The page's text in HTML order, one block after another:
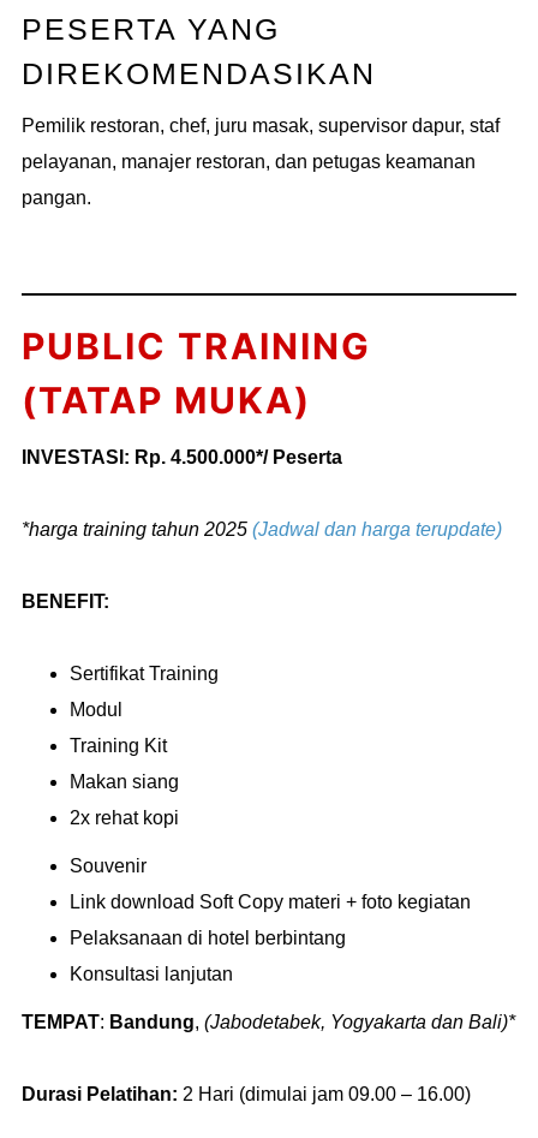
PESERTA YANG
DIREKOMENDASIKAN
Pemilik restoran, chef, juru masak, supervisor dapur, staf
pelayanan, manajer restoran, dan petugas keamanan
pangan.
PUBLIC TRAINING
(TATAP MUKA)
INVESTASI: Rp. 4.500.000*/ Peserta
*harga training tahun 2025 (Jadwal dan harga terupdate)
BENEFIT:
Sertifikat Training
Modul
Training Kit
Makan siang
2x rehat kopi
Souvenir
Link download Soft Copy materi + foto kegiatan
Pelaksanaan di hotel berbintang
Konsultasi lanjutan
TEMPAT: Bandung, (Jabodetabek, Yogyakarta dan Bali)*
Durasi Pelatihan: 2 Hari (dimulai jam 09.00 – 16.00)